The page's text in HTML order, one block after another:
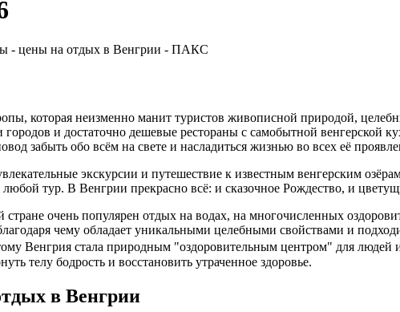
которая неизменно манит туристов живописной природой,
и достаточно дешевые рестораны с самобытной венгерской
забыть обо всём на свете и насладиться жизнью во всех её
экскурсии и путешествие к известным венгерским
любой тур. В Венгрии прекрасно всё: и сказочное Рождество, и
очень популярен отдых на водах, на многочисленных
чему обладает уникальными целебными свойствами и
Венгрия стала природным "оздоровительным центром" для людей
телу бодрость и восстановить утраченное здоровье.
в Венгрии